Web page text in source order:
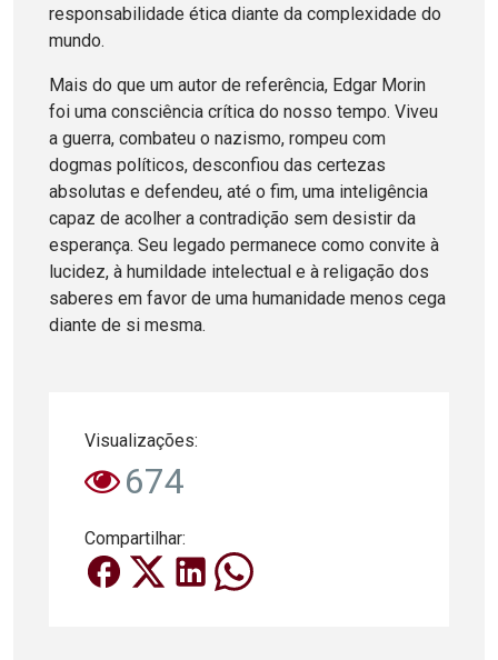
responsabilidade ética diante da complexidade do
mundo.
Mais do que um autor de referência, Edgar Morin
foi uma consciência crítica do nosso tempo. Viveu
a guerra, combateu o nazismo, rompeu com
dogmas políticos, desconfiou das certezas
absolutas e defendeu, até o fim, uma inteligência
capaz de acolher a contradição sem desistir da
esperança. Seu legado permanece como convite à
lucidez, à humildade intelectual e à religação dos
saberes em favor de uma humanidade menos cega
diante de si mesma.
Visualizações:
674
Compartilhar: